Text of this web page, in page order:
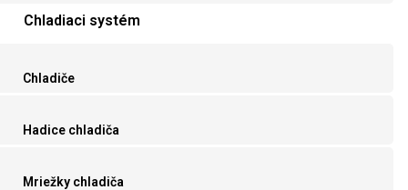
Chladiaci systém
Chladiče
Hadice chladiča
Mriežky chladiča